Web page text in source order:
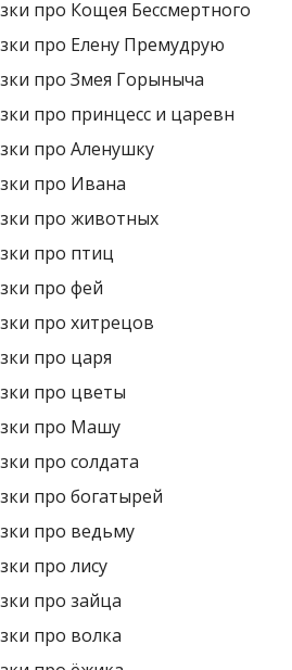
про Кощея Бессмертного
про Елену Премудрую
про Змея Горыныча
про принцесс и царевн
про Аленушку
про Ивана
про животных
про птиц
про фей
про хитрецов
про царя
про цветы
про Машу
про солдата
про богатырей
про ведьму
про лису
про зайца
про волка